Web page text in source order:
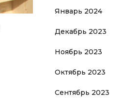
Январь 2024
Декабрь 2023
Ноябрь 2023
Октябрь 2023
Сентябрь 2023